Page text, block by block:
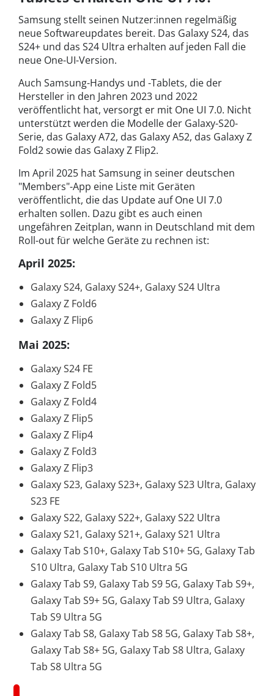
Samsung stellt seinen Nutzer:innen regelmäßig
neue Softwareupdates bereit. Das Galaxy S24, das
S24+ und das S24 Ultra erhalten auf jeden Fall die
neue One-UI-Version.
Auch Samsung-Handys und -Tablets, die der
Hersteller in den Jahren 2023 und 2022
veröffentlicht hat, versorgt er mit One UI 7.0. Nicht
unterstützt werden die Modelle der Galaxy-S20-
Serie, das Galaxy A72, das Galaxy A52, das Galaxy Z
Fold2 sowie das Galaxy Z Flip2.
Im April 2025 hat Samsung in seiner deutschen
"Members"-App eine Liste mit Geräten
veröffentlicht, die das Update auf One UI 7.0
erhalten sollen. Dazu gibt es auch einen
ungefähren Zeitplan, wann in Deutschland mit dem
Roll-out für welche Geräte zu rechnen ist:
April 2025:
Galaxy S24, Galaxy S24+, Galaxy S24 Ultra
Galaxy Z Fold6
Galaxy Z Flip6
Mai 2025:
Galaxy S24 FE
Galaxy Z Fold5
Galaxy Z Fold4
Galaxy Z Flip5
Galaxy Z Flip4
Galaxy Z Fold3
Galaxy Z Flip3
Galaxy S23, Galaxy S23+, Galaxy S23 Ultra, Galaxy
S23 FE
Galaxy S22, Galaxy S22+, Galaxy S22 Ultra
Galaxy S21, Galaxy S21+, Galaxy S21 Ultra
Galaxy Tab S10+, Galaxy Tab S10+ 5G, Galaxy Tab
S10 Ultra, Galaxy Tab S10 Ultra 5G
Galaxy Tab S9, Galaxy Tab S9 5G, Galaxy Tab S9+,
Galaxy Tab S9+ 5G, Galaxy Tab S9 Ultra, Galaxy
Tab S9 Ultra 5G
Galaxy Tab S8, Galaxy Tab S8 5G, Galaxy Tab S8+,
Galaxy Tab S8+ 5G, Galaxy Tab S8 Ultra, Galaxy
Tab S8 Ultra 5G